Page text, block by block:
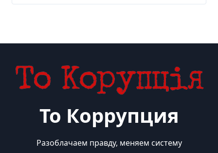
То Коррупция
Разоблачаем правду, меняем систему